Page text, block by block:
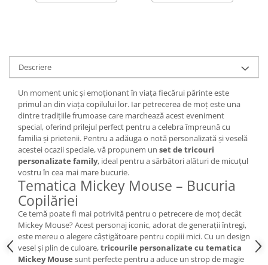
Descriere
Un moment unic și emoționant în viața fiecărui părinte este
primul an din viața copilului lor. Iar petrecerea de moț este una
dintre tradițiile frumoase care marchează acest eveniment
special, oferind prilejul perfect pentru a celebra împreună cu
familia și prietenii. Pentru a adăuga o notă personalizată și veselă
acestei ocazii speciale, vă propunem un set de tricouri
personalizate family, ideal pentru a sărbători alături de micuțul
vostru în cea mai mare bucurie.
Tematica Mickey Mouse – Bucuria
Copilăriei
Ce temă poate fi mai potrivită pentru o petrecere de moț decât
Mickey Mouse? Acest personaj iconic, adorat de generații întregi,
este mereu o alegere câștigătoare pentru copiii mici. Cu un design
vesel și plin de culoare,tricourile personalizate cu tematica
Mickey Mouse sunt perfecte pentru a aduce un strop de magie